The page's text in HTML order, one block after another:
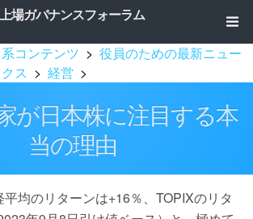
上場ガバナンスフォーラム
コンテンツ > 役員のための最新ニュー
ス > 経営 >
が日本株に注目する本
当の理由
均のリターンは+16％、TOPIXのリタ